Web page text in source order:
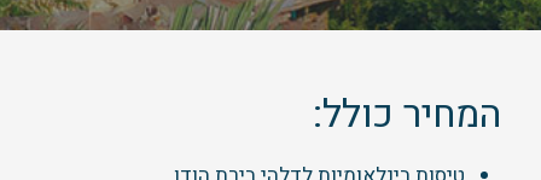
המחיר כולל: